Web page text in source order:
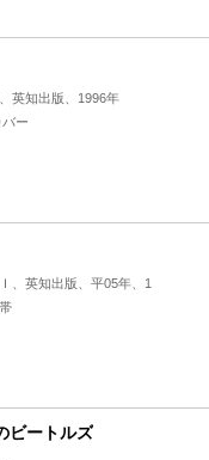
英知出版、1996年
ー
、英知出版、平05年、1
ートルズ